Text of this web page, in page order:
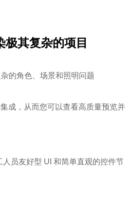
其复杂的项目
的角色、场景和照明问题
成，从而您可以查看高质量预览并
人员友好型 UI 和简单直观的控件节